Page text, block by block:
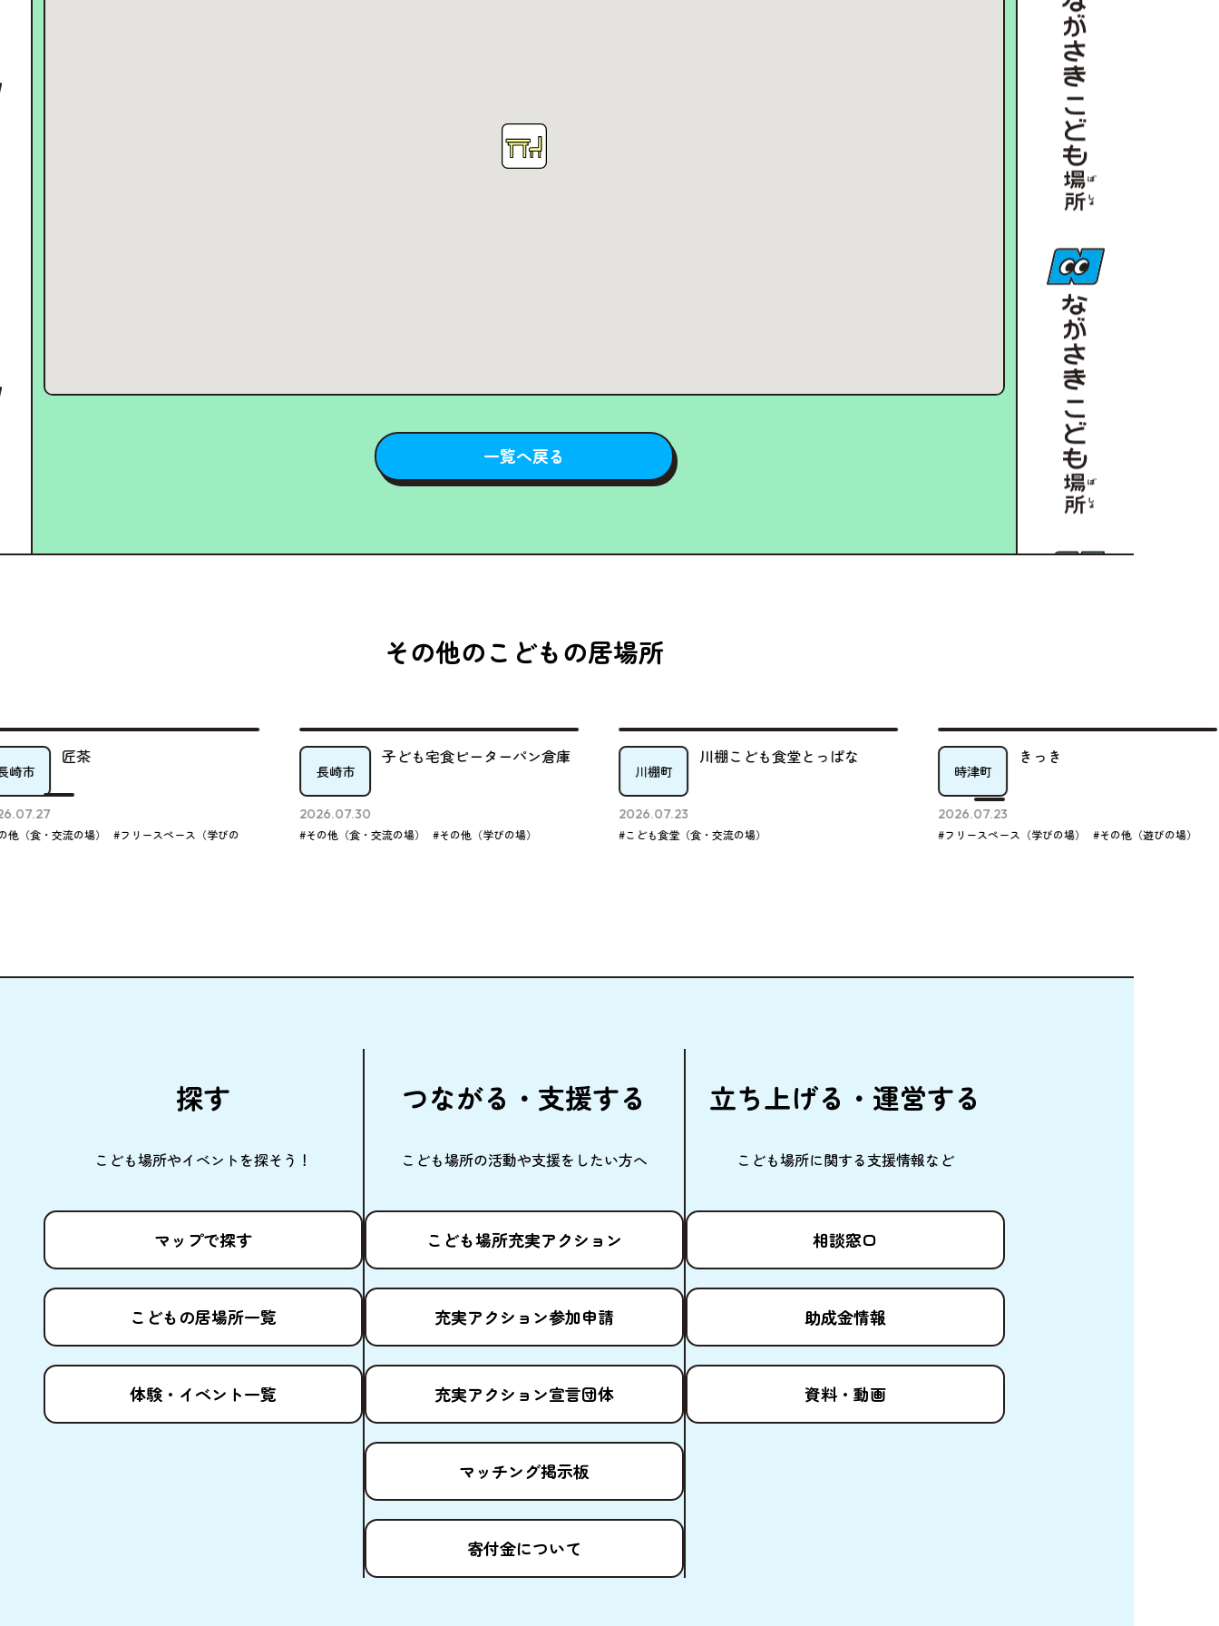
一覧へ戻る
その他のこどもの居場所
子ども宅食ピーターパン倉庫
#その他（食・交流の場） #その他（学びの場）
川棚こども食堂とっぱな
#こども食堂（食・交流の場）
きっき
#フリースペース（学びの場） #その他（遊びの場） #その他（学びの場）
探す
こども場所やイベントを探そう！
マップで探す
こどもの居場所一覧
体験 ・イベント一覧
つながる・ 支援する
こども場所の活動や支援をしたい方へ
こども場所充実アクション
充実アクション参加申請
充実アクション宣言団体
マッチング掲示板
寄付金について
立ち上げる・ 運営する
こども場所に関する支援情報など
相談窓口
助成金情報
資料 ・ 動画